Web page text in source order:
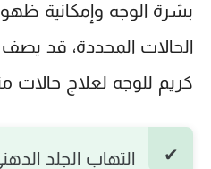
بشرة الوجه وإمكانية
الحالات المحددة، قد
كريم للوجه لعلاج حالات
التهاب الجلد